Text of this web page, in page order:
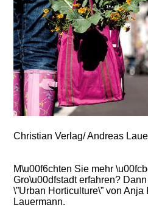
Christian Verlag/ Andreas
M\u00f6chten Sie mehr
Gro\u00dfstadt erfahren?
\”Urban Horticulture\” von
Lauermann.